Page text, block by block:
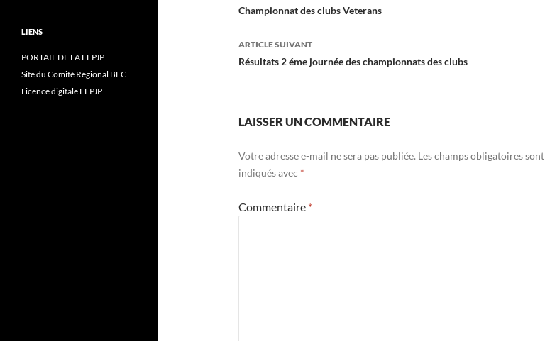
des
articles
Championnat des clubs Veterans
ARTICLE SUIVANT
Résultats 2 éme journée des championnats des clubs
LAISSER UN COMMENTAIRE
Votre adresse e-mail ne sera pas publiée. Les champs obligatoires sont
indiqués avec *
Commentaire *
LIENS
PORTAIL DE LA FFPJP
Site du Comité Régional BFC
Licence digitale FFPJP